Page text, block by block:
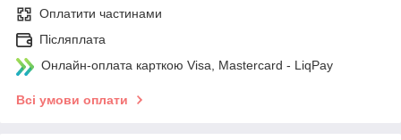
Оплатити частинами
Післяплата
Онлайн-оплата карткою Visa, Mastercard - LiqPay
Всі умови оплати